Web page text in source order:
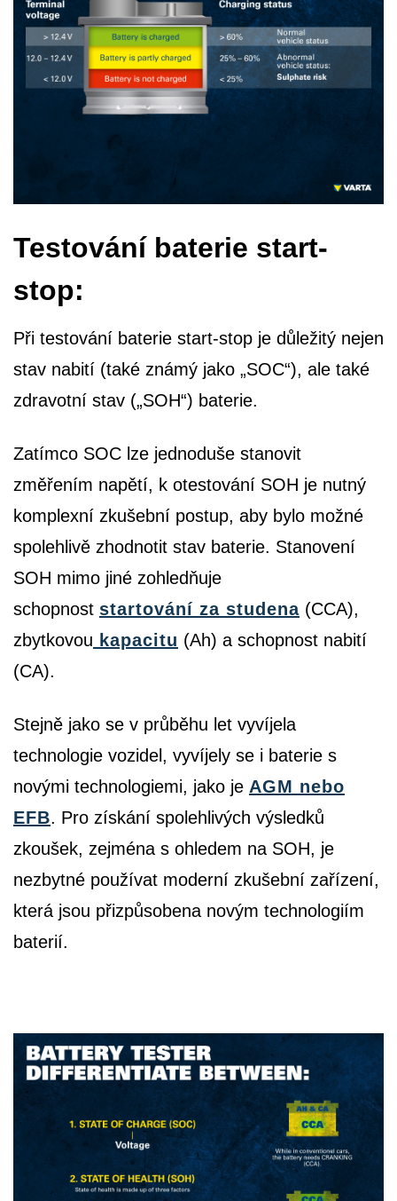
Testování baterie start-
stop:
Při testování baterie start-stop je důležitý nejen
stav nabití (také známý jako „SOC“), ale také
zdravotní stav („SOH“) baterie.
Zatímco SOC lze jednoduše stanovit
změřením napětí, k otestování SOH je nutný
komplexní zkušební postup, aby bylo možné
spolehlivě zhodnotit stav baterie. Stanovení
SOH mimo jiné zohledňuje
schopnost startování za studena (CCA),
zbytkovou kapacitu (Ah) a schopnost nabití
(CA).
Stejně jako se v průběhu let vyvíjela
technologie vozidel, vyvíjely se i baterie s
novými technologiemi, jako je AGM nebo
EFB. Pro získání spolehlivých výsledků
zkoušek, zejména s ohledem na SOH, je
nezbytné používat moderní zkušební zařízení,
která jsou přizpůsobena novým technologiím
baterií.